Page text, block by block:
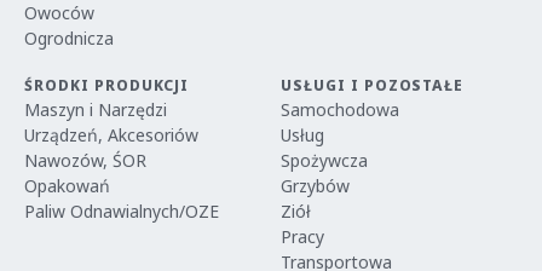
Owoców
Ogrodnicza
ŚRODKI PRODUKCJI
Maszyn i Narzędzi
Urządzeń, Akcesoriów
Nawozów, ŚOR
Opakowań
Paliw Odnawialnych/OZE
USŁUGI I POZOSTAŁE
Samochodowa
Usług
Spożywcza
Grzybów
Ziół
Pracy
Transportowa